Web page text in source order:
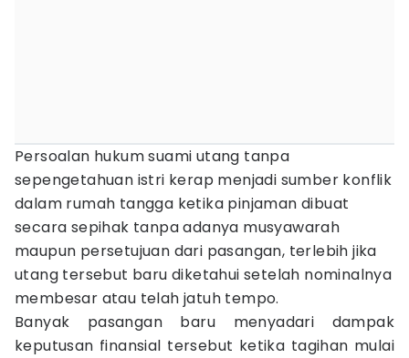
Persoalan hukum suami utang tanpa
sepengetahuan istri kerap menjadi sumber konflik
dalam rumah tangga ketika pinjaman dibuat
secara sepihak tanpa adanya musyawarah
maupun persetujuan dari pasangan, terlebih jika
utang tersebut baru diketahui setelah nominalnya
membesar atau telah jatuh tempo.
Banyak pasangan baru menyadari dampak
keputusan finansial tersebut ketika tagihan mulai